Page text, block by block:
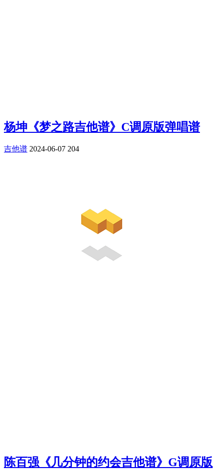
杨坤《梦之路吉他谱》C调原版弹唱谱
吉他谱 2024-06-07 204
陈百强《几分钟的约会吉他谱》G调原版